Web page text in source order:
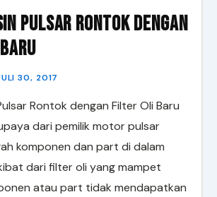
Pulsar Rontok dengan
30, 2017
Rontok dengan Filter Oli Baru
dari pemilik motor pulsar
komponen dan part di dalam
dari filter oli yang mampet
atau part tidak mendapatkan